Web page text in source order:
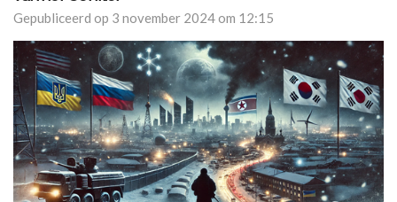
Gepubliceerd op 3 november 2024 om 12:15